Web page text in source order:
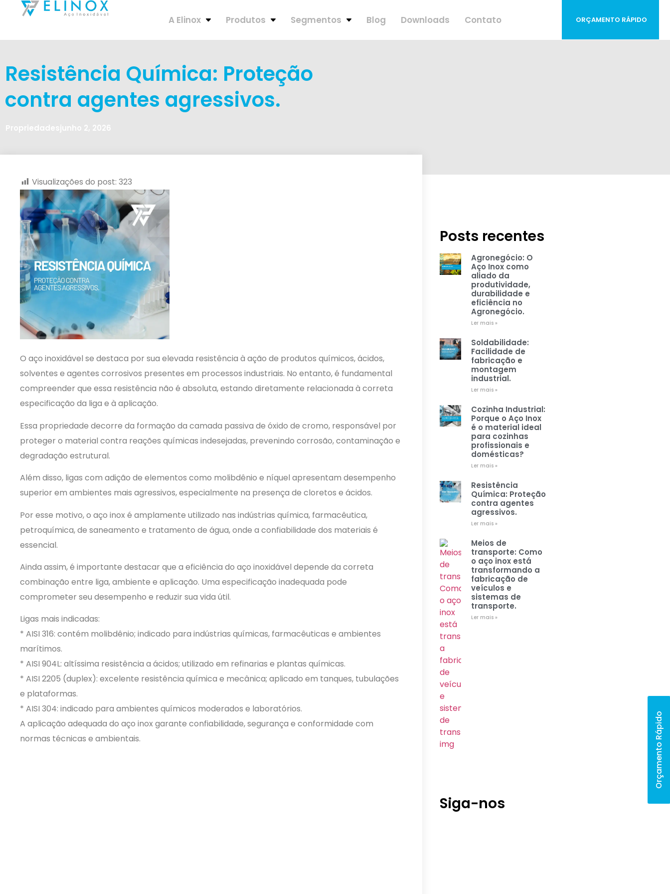
A Elinox Produtos Segmentos Blog Downloads Contato ORÇAMENTO RÁPIDO
Resistência Química: Proteção
contra agentes agressivos.
Propriedades junho 2, 2026
Visualizações do post: 323
O aço inoxidável se destaca por sua elevada resistência à ação de produtos químicos, ácidos,
solventes e agentes corrosivos presentes em processos industriais. No entanto, é fundamental
compreender que essa resistência não é absoluta, estando diretamente relacionada à correta
especificação da liga e à aplicação.
Essa propriedade decorre da formação da camada passiva de óxido de cromo, responsável por
proteger o material contra reações químicas indesejadas, prevenindo corrosão, contaminação e
degradação estrutural.
Além disso, ligas com adição de elementos como molibdênio e níquel apresentam desempenho
superior em ambientes mais agressivos, especialmente na presença de cloretos e ácidos.
Por esse motivo, o aço inox é amplamente utilizado nas indústrias química, farmacêutica,
petroquímica, de saneamento e tratamento de água, onde a confiabilidade dos materiais é
essencial.
Ainda assim, é importante destacar que a eficiência do aço inoxidável depende da correta
combinação entre liga, ambiente e aplicação. Uma especificação inadequada pode
comprometer seu desempenho e reduzir sua vida útil.
Ligas mais indicadas:
* AISI 316: contém molibdênio; indicado para indústrias químicas, farmacêuticas e ambientes
marítimos.
* AISI 904L: altíssima resistência a ácidos; utilizado em refinarias e plantas químicas.
* AISI 2205 (duplex): excelente resistência química e mecânica; aplicado em tanques, tubulações
e plataformas.
* AISI 304: indicado para ambientes químicos moderados e laboratórios.
A aplicação adequada do aço inox garante confiabilidade, segurança e conformidade com
normas técnicas e ambientais.
Posts recentes
Agronegócio: O
Aço Inox como
aliado da
produtividade,
durabilidade e
eficiência no
Agronegócio.
Ler mais »
Soldabilidade:
Facilidade de
fabricação e
montagem
industrial.
Ler mais »
Cozinha Industrial:
Porque o Aço Inox
é o material ideal
para cozinhas
profissionais e
domésticas?
Ler mais »
Resistência
Química: Proteção
contra agentes
agressivos.
Ler mais »
Meios de
transporte: Como
o aço inox está
transformando a
fabricação de
veículos e
sistemas de
transporte.
Ler mais »
Siga-nos
Orçamento Rápido